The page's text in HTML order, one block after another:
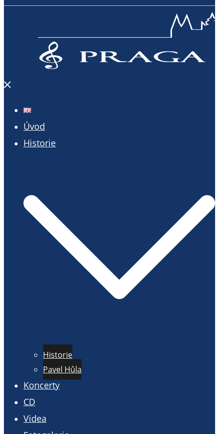
Close
Úvod
Historie
Historie
Pavel Hůla
Koncerty
CD
Videa